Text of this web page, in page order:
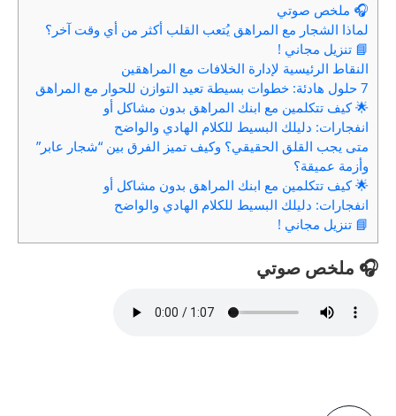
🎧 ملخص صوتي
لماذا الشجار مع المراهق يُتعب القلب أكثر من أي وقت آخر؟
📘 تنزيل مجاني !
النقاط الرئيسية لإدارة الخلافات مع المراهقين
7 حلول هادئة: خطوات بسيطة تعيد التوازن للحوار مع المراهق
🌟 كيف تتكلمين مع ابنك المراهق بدون مشاكل أو
انفجارات: دليلك البسيط للكلام الهادي والواضح
متى يجب القلق الحقيقي؟ وكيف تميز الفرق بين “شجار عابر”
وأزمة عميقة؟
🌟 كيف تتكلمين مع ابنك المراهق بدون مشاكل أو
انفجارات: دليلك البسيط للكلام الهادي والواضح
📘 تنزيل مجاني !
🎧 ملخص صوتي